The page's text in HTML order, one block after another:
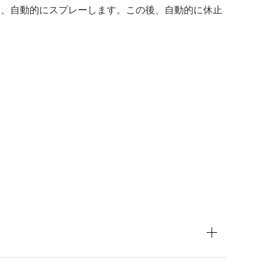
自動的にスプレーします。この後、自動的に休止